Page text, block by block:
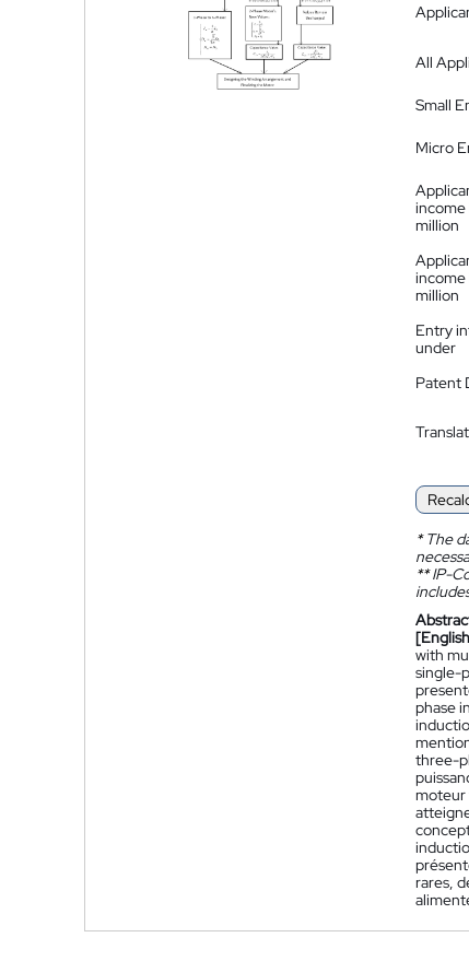
All
Small
Micro
income
million
income
million
Entry
under
Patent
*The
**IP-
with
single-
phase
three-
moteur
rares,